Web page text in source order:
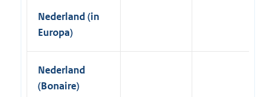
Nederland (in
Europa)
Nederland
(Bonaire)